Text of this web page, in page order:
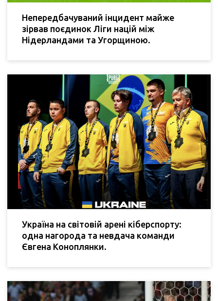
Непередбачуваний інцидент майже
зірвав поєдинок Ліги націй між
Нідерландами та Угорщиною.
Україна на світовій арені кіберспорту:
одна нагорода та невдача команди
Євгена Коноплянки.